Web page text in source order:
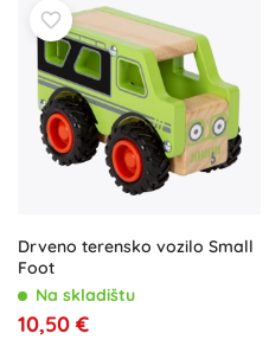
Drveno terensko vozilo Small
Foot
Na skladištu
10,50 €